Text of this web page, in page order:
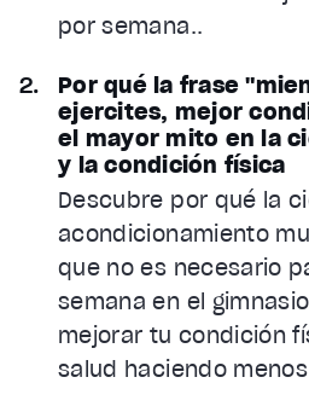
por semana..
Por qué la frase
ejercites, mejor
el mayor mito en la
y la condición física
Descubre por qué la
acondicionamiento
que no es necesario
semana en el
mejorar tu condición
salud haciendo